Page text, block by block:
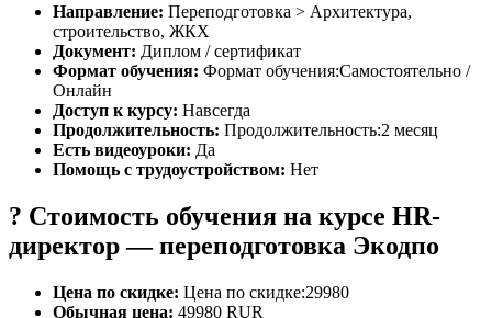
Направление: Переподготовка > Архитектура,
строительство, ЖКХ
Документ: Диплом / сертификат
Формат обучения: Формат обучения:Самостоятельно /
Онлайн
Доступ к курсу: Навсегда
Продолжительность: Продолжительность:2 месяц
Есть видеоуроки: Да
Помощь с трудоустройством: Нет
? Стоимость обучения на курсе HR-
директор — переподготовка Экодпо
Цена по скидке: Цена по скидке:29980
Обычная цена: 49980 RUR